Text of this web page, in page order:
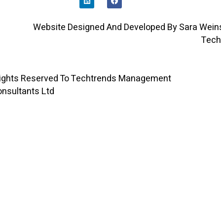
O
O
D
I
Website Designed And Developed By Sara
All Rights Reserved To Techtrends Management
Consultants Ltd ©